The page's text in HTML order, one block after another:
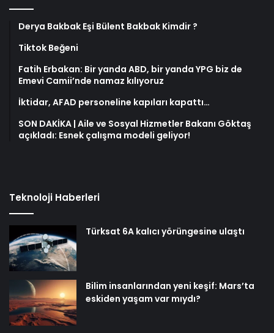
Derya Bakbak Eşi Bülent Bakbak Kimdir ?
Tiktok Beğeni
Fatih Erbakan: Bir yanda ABD, bir yanda YPG biz de
Emevi Camii’nde namaz kılıyoruz
İktidar, AFAD personeline kapıları kapattı…
SON DAKİKA | Aile ve Sosyal Hizmetler Bakanı Göktaş
açıkladı: Esnek çalışma modeli geliyor!
Teknoloji Haberleri
Türksat 6A kalıcı yörüngesine ulaştı
Bilim insanlarından yeni keşif: Mars’ta
eskiden yaşam var mıydı?